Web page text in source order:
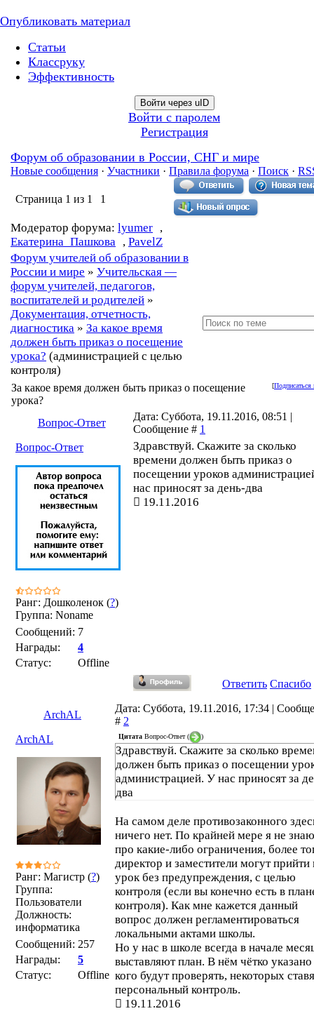
Опубликовать материал
Статьи
Классруку
Эффективность
Войти через uID
Войти с паролем
Регистрация
Форум об образовании в России, СНГ и мире
Новые сообщения · Участники · Правила форума · Поиск ·
Страница 1 из 1 1
Модератор форума: lyumer ,
Екатерина_Пашкова , PavelZ
Форум учителей об образовании в
России и мире » Учительская —
форум учителей, педагогов,
воспитателей и родителей »
Документация, отчетность,
диагностика » За какое время
должен быть приказ о посещение
урока? (администрацией с целью
контроля)
[Подписаться
За какое время должен быть приказ о посещение
урока?
Вопрос-Ответ
Дата: Суббота, 19.11.2016, 08:51 |
Сообщение # 1
Вопрос-Ответ
Ранг: Дошколенок (?)
Группа: Noname
Сообщений: 7
Награды:
4
Статус:
Offline
Здравствуй. Скажите за сколько
времени должен быть приказ о
посещении уроков
нас приносят за день-два
19.11.2016
Ответить Спасибо
ArchAL
Дата: Суббота, 19.11.2016, 17:34 |
# 2
ArchAL
Ранг: Магистр (?)
Группа:
Пользователи
Должность:
информатика
Сообщений: 257
Награды:
5
Статус:
Offline
Цитата Вопрос-Ответ( )
Здравствуй. Скажите за сколько
должен быть приказ о посещении
администрацией. У нас приносят за
два
На самом деле противозаконного
ничего нет. По крайней мере я не знаю
про какие-либо ограничения, более
директор и заместители могут прийти
урок без предупреждения, с целью
контроля (если вы конечно есть в
контроля). Как мне кажется данный
вопрос должен регламентироваться
локальными актами школы.
Но у нас в школе всегда в начале
выставляют план. В нём чётко указано
кого будут проверять, некоторых
персональный контроль.
19.11.2016